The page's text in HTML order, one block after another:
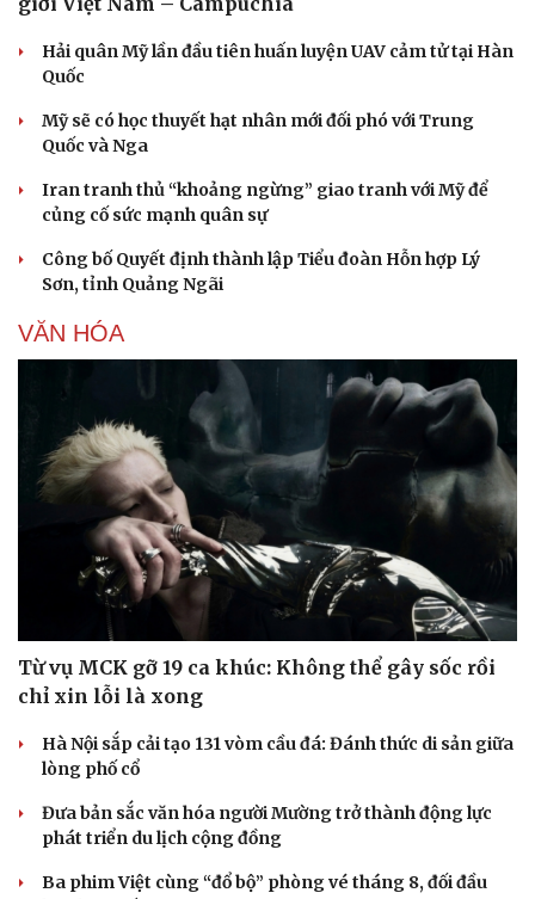
Hải quân Mỹ lần đầu tiên huấn luyện UAV cảm tử tại Hàn
Quốc
Mỹ sẽ có học thuyết hạt nhân mới đối phó với Trung
Quốc và Nga
Iran tranh thủ “khoảng ngừng” giao tranh với Mỹ để
củng cố sức mạnh quân sự
Công bố Quyết định thành lập Tiểu đoàn Hỗn hợp Lý
Sơn, tỉnh Quảng Ngãi
VĂN HÓA
Từ vụ MCK gỡ 19 ca khúc: Không thể gây sốc rồi
chỉ xin lỗi là xong
Hà Nội sắp cải tạo 131 vòm cầu đá: Đánh thức di sản giữa
lòng phố cổ
Đưa bản sắc văn hóa người Mường trở thành động lực
phát triển du lịch cộng đồng
Ba phim Việt cùng “đổ bộ” phòng vé tháng 8, đối đầu